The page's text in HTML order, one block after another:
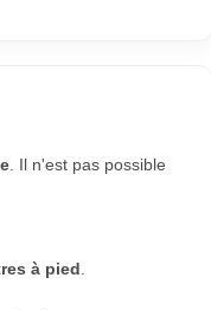
. Il n'est pas possible
à pied